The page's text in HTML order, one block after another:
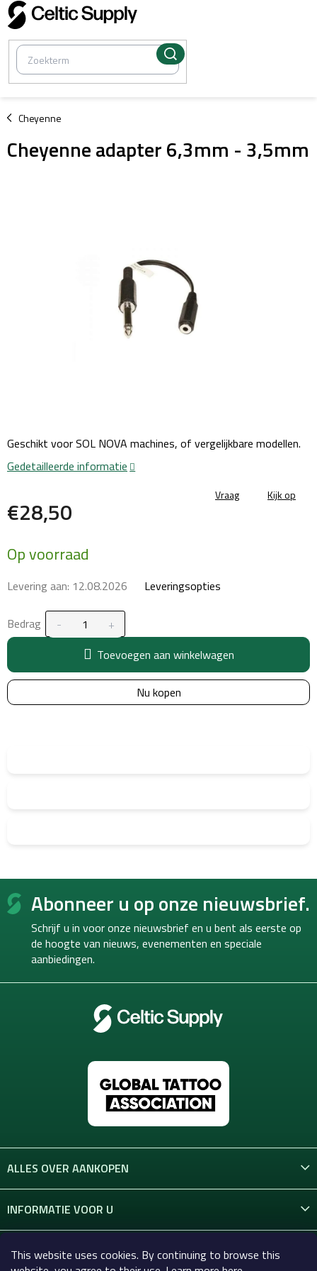
This website uses cookies. By continuing to browse this
Overslaan
naar
inhoud
Cheyenne
/
Cheyenne adapter 6,3mm - 3,5mm
€28,50
prijs:
Op voorraad
Levering aan: 12.08.2026 Leveringsopties
Bedrag
Toevoegen aan winkelwagen
Nu kopen
Geschikt voor SOL NOVA machines, of vergelijkbare modellen.
Gedetailleerde informatie
Vraag Kijk op
F
Abonneer u op onze nieuwsbrief.
Schrijf u in voor onze nieuwsbrief en u bent als eerste op
de hoogte van nieuws, evenementen en speciale
aanbiedingen.
ALLES OVER AANKOPEN
INFORMATIE VOOR U
CONTACT